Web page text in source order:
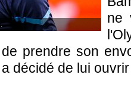
ne
prendre son
décidé de lui